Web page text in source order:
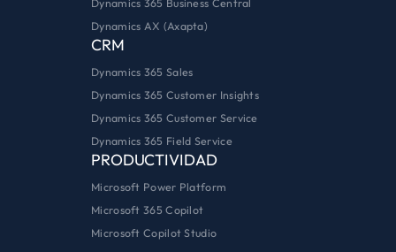
Dynamics 365 Business Central
Dynamics AX (Axapta)
CRM
Dynamics 365 Sales
Dynamics 365 Customer Insights
Dynamics 365 Customer Service
Dynamics 365 Field Service
PRODUCTIVIDAD
Microsoft Power Platform
Microsoft 365 Copilot
Microsoft Copilot Studio